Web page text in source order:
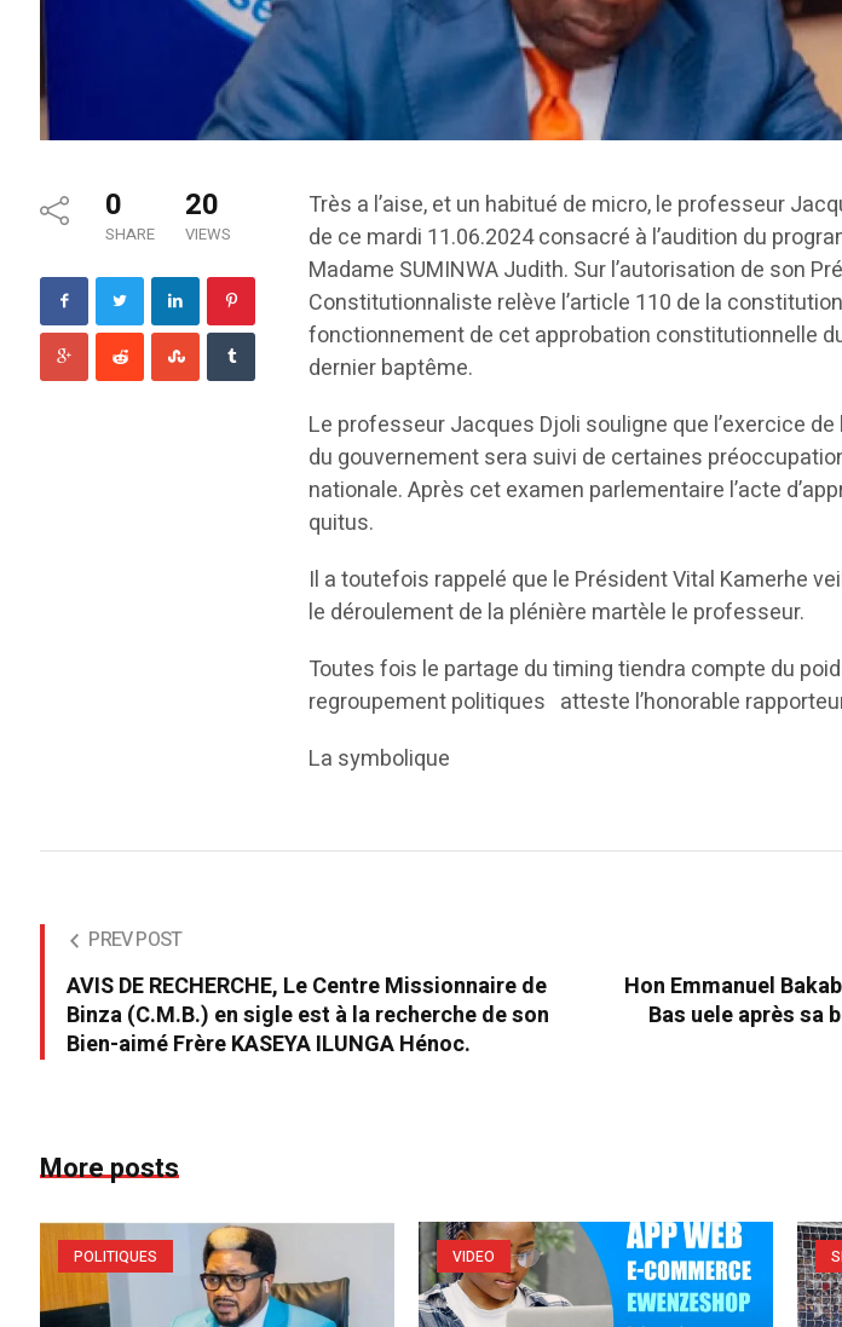
0
SHARE
20
VIEWS
Très a l’aise, et un habitué de micro, le professeur
de ce mardi 11.06.2024 consacré à l’audition du
Madame SUMINWA Judith. Sur l’autorisation de son
Constitutionnaliste relève l’article 110 de la
fonctionnement de cet approbation constitutionnelle
dernier baptême.
Le professeur Jacques Djoli souligne que l’exercice
du gouvernement sera suivi de certaines
nationale. Après cet examen parlementaire l’acte
quitus.
Il a toutefois rappelé que le Président Vital Kamerhe
le déroulement de la plénière martèle le professeur.
Toutes fois le partage du timing tiendra compte du
regroupement politiques atteste l’honorable
La symbolique
PREV POST
AVIS DE RECHERCHE, Le Centre Missionnaire de
Binza (C.M.B.) en sigle est à la recherche de son
Bien-aimé Frère KASEYA ILUNGA Hénoc.
Hon Emmanuel
Bas uele après sa
More posts
POLITIQUES VIDEO